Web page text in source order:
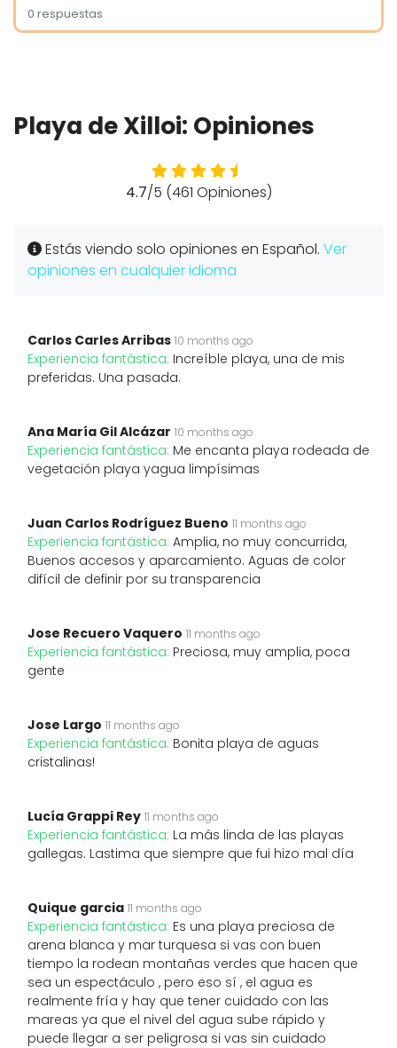
0 respuestas
Playa de Xilloi: Opiniones
4.7/5 (461 Opiniones)
Estás viendo solo opiniones en Español. Ver
opiniones en cualquier idioma
Carlos Carles Arribas 10 months ago
Experiencia fantástica: Increíble playa, una de mis
preferidas. Una pasada.
Ana María Gil Alcázar 10 months ago
Experiencia fantástica: Me encanta playa rodeada de
vegetación playa yagua limpísimas
Juan Carlos Rodríguez Bueno 11 months ago
Experiencia fantástica: Amplia, no muy concurrida,
Buenos accesos y aparcamiento. Aguas de color
difícil de definir por su transparencia
Jose Recuero Vaquero 11 months ago
Experiencia fantástica: Preciosa, muy amplia, poca
gente
Jose Largo 11 months ago
Experiencia fantástica: Bonita playa de aguas
cristalinas!
Lucía Grappi Rey 11 months ago
Experiencia fantástica: La más linda de las playas
gallegas. Lastima que siempre que fui hizo mal día
Quique garcia 11 months ago
Experiencia fantástica: Es una playa preciosa de
arena blanca y mar turquesa si vas con buen
tiempo la rodean montañas verdes que hacen que
sea un espectáculo , pero eso sí , el agua es
realmente fría y hay que tener cuidado con las
mareas ya que el nivel del agua sube rápido y
puede llegar a ser peligrosa si vas sin cuidado